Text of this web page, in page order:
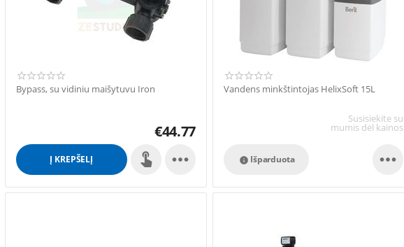
Bypass, su vidiniu maišytuvu Iron
€44.77
Į KREPŠELĮ 
Vandens minkštintojas HelixSoft 15L
Susisiekite su
mumis dėl kainos
Išparduota
 